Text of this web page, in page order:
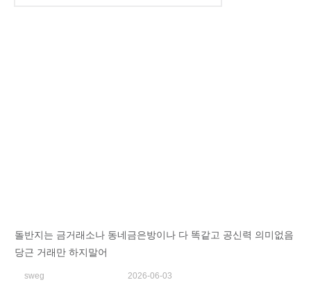
돌반지는 금거래소나 동네금은방이나 다 똑같고 공신력 의미없음
당근 거래만 하지말어
sweg 2026-06-03